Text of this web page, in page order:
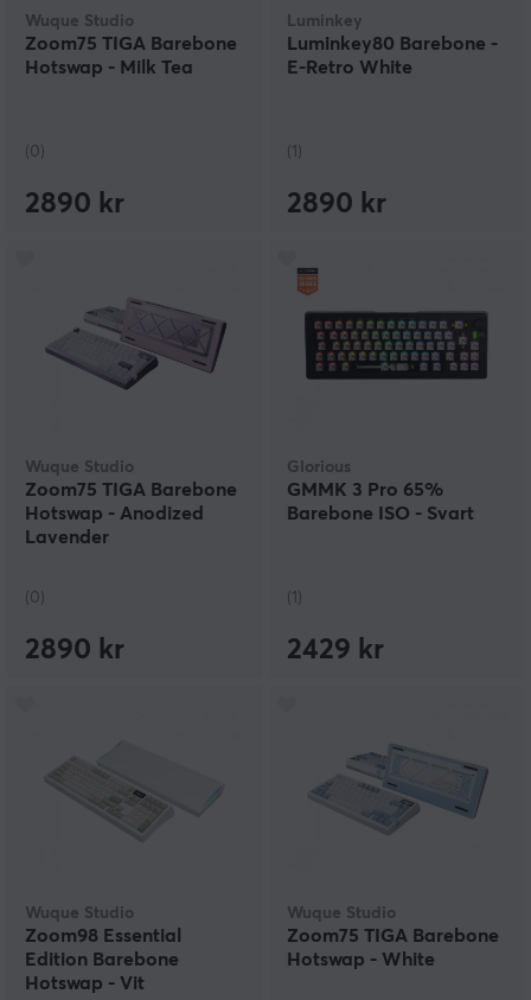
Wuque Studio
Zoom75 TIGA Barebone
Hotswap - Milk Tea
(0)
2890 kr
Luminkey
Luminkey80 Barebone -
E-Retro White
(1)
2890 kr
Wuque Studio
Zoom75 TIGA Barebone
Hotswap - Anodized
Lavender
(0)
2890 kr
Glorious
GMMK 3 Pro 65%
Barebone ISO - Svart
(1)
2429 kr
Wuque Studio
Zoom98 Essential
Edition Barebone
Hotswap - Vit
Wuque Studio
Zoom75 TIGA Barebone
Hotswap - White